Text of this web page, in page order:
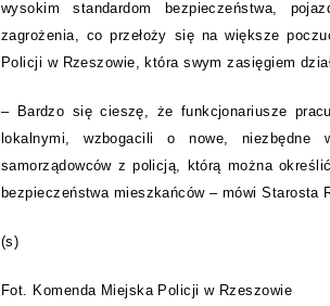
wysokim standardom bezpieczeństwa,
zagrożenia, co przełoży się na większe
Policji w Rzeszowie, która swym zasięgiem
– Bardzo się cieszę, że funkcjonariusze
lokalnymi, wzbogacili o nowe, niezbędne
samorządowców z policją, którą można
bezpieczeństwa mieszkańców – mówi Starosta
(s)
Fot. Komenda Miejska Policji w Rzeszowie